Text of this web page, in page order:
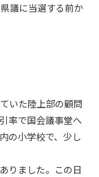
議に当選する前か
いた陸上部の顧問
率で国会議事堂へ
の小学校で、少し
りました。この日